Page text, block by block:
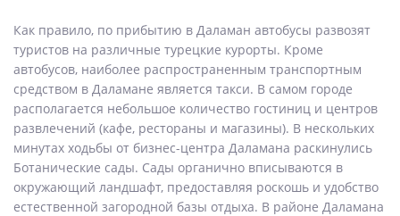
Как правило, по прибытию в Даламан автобусы развозят
туристов на различные турецкие курорты. Кроме
автобусов, наиболее распространенным транспортным
средством в Даламане является такси. В самом городе
располагается небольшое количество гостиниц и центров
развлечений (кафе, рестораны и магазины). В нескольких
минутах ходьбы от бизнес-центра Даламана раскинулись
Ботанические сады. Сады органично вписываются в
окружающий ландшафт, предоставляя роскошь и удобство
естественной загородной базы отдыха. В районе Даламана